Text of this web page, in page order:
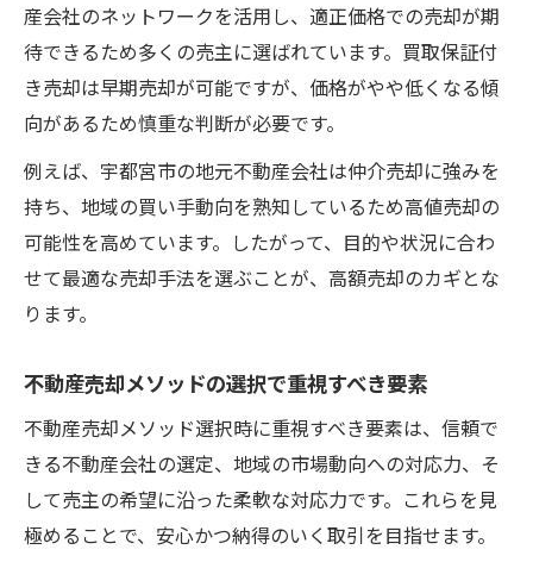
産会社のネットワークを活用し、適正価格での売却が期
待できるため多くの売主に選ばれています。買取保証付
き売却は早期売却が可能ですが、価格がやや低くなる傾
向があるため慎重な判断が必要です。
例えば、宇都宮市の地元不動産会社は仲介売却に強みを
持ち、地域の買い手動向を熟知しているため高値売却の
可能性を高めています。したがって、目的や状況に合わ
せて最適な売却手法を選ぶことが、高額売却のカギとな
ります。
不動産売却メソッドの選択で重視すべき要素
不動産売却メソッド選択時に重視すべき要素は、信頼で
きる不動産会社の選定、地域の市場動向への対応力、そ
して売主の希望に沿った柔軟な対応力です。これらを見
極めることで、安心かつ納得のいく取引を目指せます。